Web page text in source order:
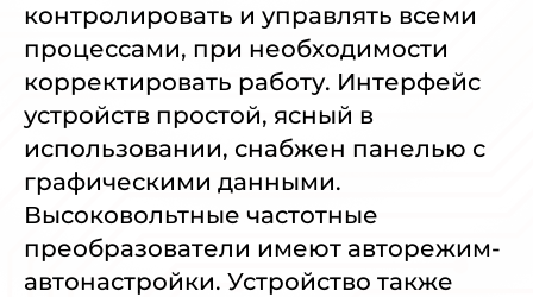
контролировать и управлять всеми
процессами, при необходимости
корректировать работу. Интерфейс
устройств простой, ясный в
использовании, снабжен панелью с
графическими данными.
Высоковольтные частотные
преобразователи имеют авторежим-
автонастройки. Устройство также